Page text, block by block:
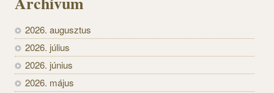
2026. augusztus
2026. július
2026. június
2026. május